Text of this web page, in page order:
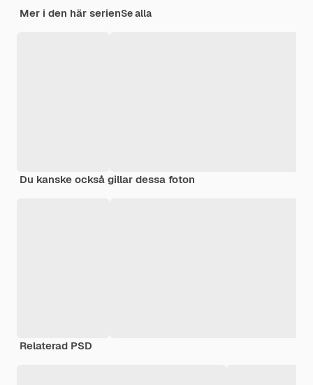
Mer i den här serienSe alla
Du kanske också gillar dessa foton
Relaterad PSD